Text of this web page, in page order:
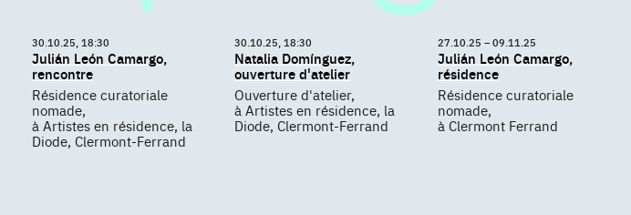
30.10.25, 18:30
Julián León Camargo,
rencontre
Résidence curatoriale
nomade,
à Artistes en résidence, la
Diode, Clermont-Ferrand
30.10.25, 18:30
Natalia Domínguez,
ouverture d'atelier
Ouverture d'atelier,
à Artistes en résidence, la
Diode, Clermont-Ferrand
27.10.25 – 09.11.25
Julián León Camargo,
résidence
Résidence curatoriale
nomade,
à Clermont Ferrand